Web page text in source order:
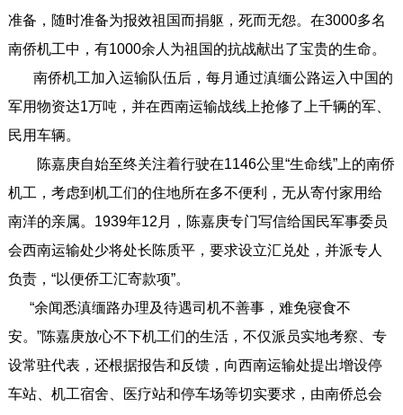
准备，随时准备为报效祖国而捐躯，死而无怨。在3000多名
南侨机工中，有1000余人为祖国的抗战献出了宝贵的生命。
南侨机工加入运输队伍后，每月通过滇缅公路运入中国的
军用物资达1万吨，并在西南运输战线上抢修了上千辆的军、
民用车辆。
陈嘉庚自始至终关注着行驶在1146公里“生命线”上的南侨
机工，考虑到机工们的住地所在多不便利，无从寄付家用给
南洋的亲属。1939年12月，陈嘉庚专门写信给国民军事委员
会西南运输处少将处长陈质平，要求设立汇兑处，并派专人
负责，“以便侨工汇寄款项”。
“余闻悉滇缅路办理及待遇司机不善事，难免寝食不
安。”陈嘉庚放心不下机工们的生活，不仅派员实地考察、专
设常驻代表，还根据报告和反馈，向西南运输处提出增设停
车站、机工宿舍、医疗站和停车场等切实要求，由南侨总会